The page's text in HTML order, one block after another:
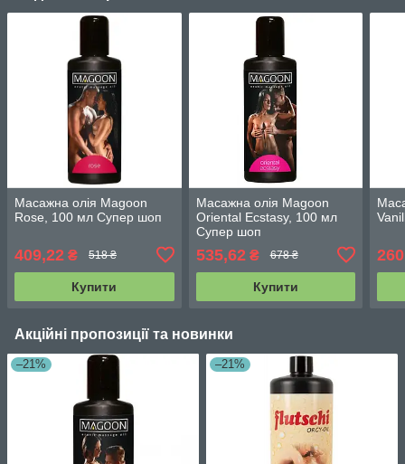
Масажна олія Magoon
Rose, 100 мл Супер шоп
409,22 ₴ 518 ₴
Купити
Масажна олія Magoon
Oriental Ecstasy, 100 мл
Супер шоп
535,62₴ 678 ₴
Купити
Акційні пропозиції та новинки
–21% –21%